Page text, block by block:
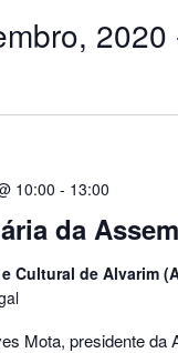
2020
da
10:00 - 13:00
Cultural de Alvarim
Mota, presidente